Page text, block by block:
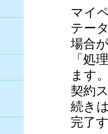
マイ
テー
場合
「処
ます
契約
続き
完了